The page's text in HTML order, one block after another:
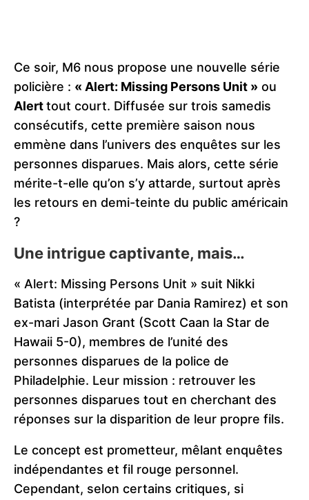
Ce soir, M6 nous propose une nouvelle série
policière : « Alert: Missing Persons Unit » ou
Alerttout court. Diffusée sur trois samedis
consécutifs, cette première saison nous
emmène dans l’univers des enquêtes sur les
personnes disparues. Mais alors, cette série
mérite-t-elle qu’on s’y attarde, surtout après
les retours en demi-teinte du public américain
?
Une intrigue captivante, mais…
« Alert: Missing Persons Unit » suit Nikki
Batista (interprétée par Dania Ramirez) et son
ex-mari Jason Grant (Scott Caan la Star de
Hawaii 5-0), membres de l’unité des
personnes disparues de la police de
Philadelphie. Leur mission : retrouver les
personnes disparues tout en cherchant des
réponses sur la disparition de leur propre fils.
Le concept est prometteur, mêlant enquêtes
indépendantes et fil rouge personnel.
Cependant, selon certains critiques, si